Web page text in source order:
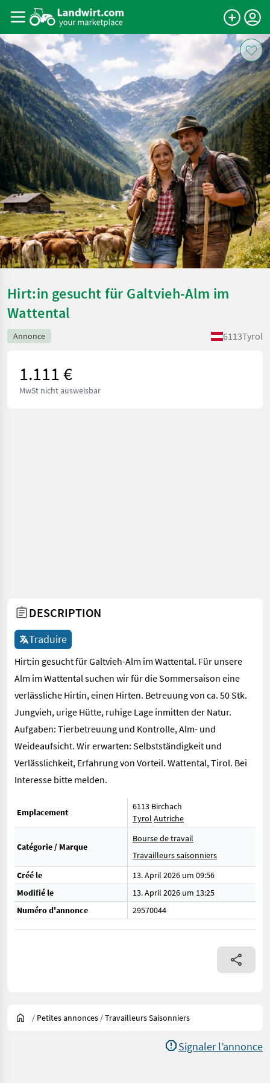
Hirt:in gesucht für Galtvieh-Alm im
Wattental
Annonce 6113Tyrol
1.111 €
MwSt nicht ausweisbar
DESCRIPTION
Traduire
Hirt:in gesucht für Galtvieh-Alm im Wattental. Für unsere
Alm im Wattental suchen wir für die Sommersaison eine
verlässliche Hirtin, einen Hirten. Betreuung von ca. 50 Stk.
Jungvieh, urige Hütte, ruhige Lage inmitten der Natur.
Aufgaben: Tierbetreuung und Kontrolle, Alm- und
Weideaufsicht. Wir erwarten: Selbstständigkeit und
Verlässlichkeit, Erfahrung von Vorteil. Wattental, Tirol. Bei
Interesse bitte melden.
Emplacement
6113 Birchach
Tyrol Autriche
Catégorie / Marque
Bourse de travail
Travailleurs saisonniers
Créé le
13. April 2026 um 09:56
Modifié le
13. April 2026 um 13:25
Numéro d'annonce
29570044
/ Petites annonces /Travailleurs Saisonniers
Signaler l’annonce